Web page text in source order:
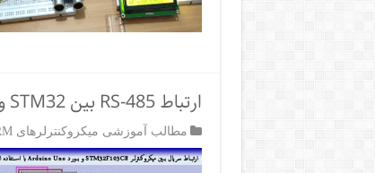
ارتباط RS-485 بین STM32 و بورد Arduino Uno
مطالب آموزشی میکروکنترلرهای ARM